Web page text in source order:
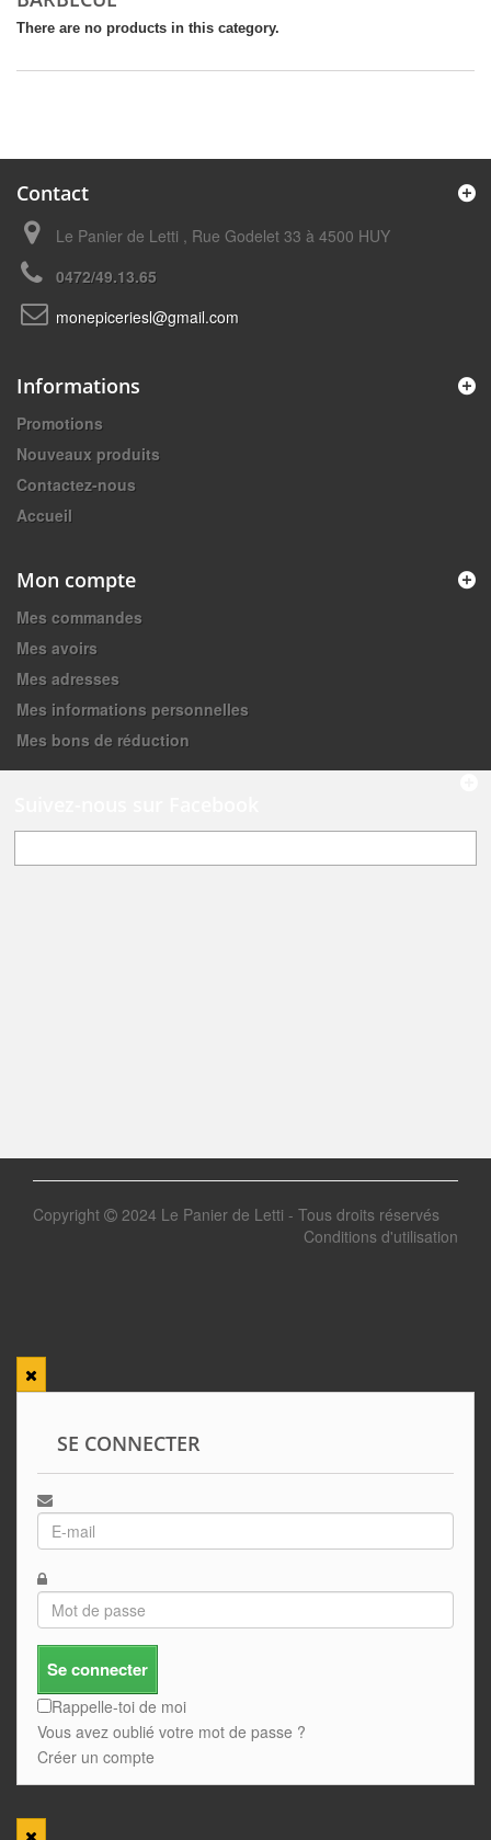
There are no products in this category.
Contact
Le Panier de Letti , Rue Godelet 33 à 4500 HUY
0472/49.13.65
monepiceriesl@gmail.com
Informations
Promotions
Nouveaux produits
Contactez-nous
Accueil
Mon compte
Mes commandes
Mes avoirs
Mes adresses
Mes informations personnelles
Mes bons de réduction
Copyright
2024 Le Panier de Letti - Tous droits réservés
Conditions d'utilisation
SE CONNECTER
Se connecter
Rappelle-toi de moi
Vous avez oublié votre mot de passe ?
Créer un compte